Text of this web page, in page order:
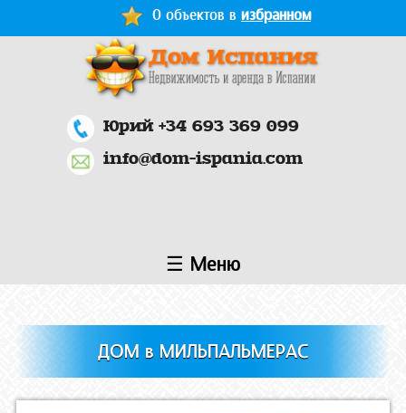
Перейти к основному содержанию
0 объектов в избранном
Юрий +34 693 369 099
info@dom-ispania.com
☰ Меню
ДОМ в МИЛЬПАЛЬМЕРАС